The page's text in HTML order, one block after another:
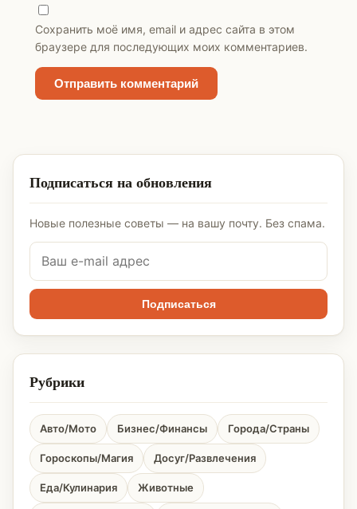
Сохранить моё имя, email и адрес сайта в этом
браузере для последующих моих комментариев.
Подписаться на обновления
Новые полезные советы — на вашу почту. Без спама.
Подписаться
Рубрики
Авто/Мото Бизнес/Финансы Города/Страны
Гороскопы/Магия Досуг/Развлечения
Еда/Кулинария Животные